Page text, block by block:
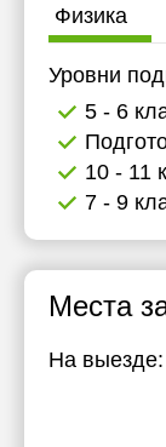
Физика
Уровни
5 - 6
10 - 11
7 - 9
Места
На выезде: